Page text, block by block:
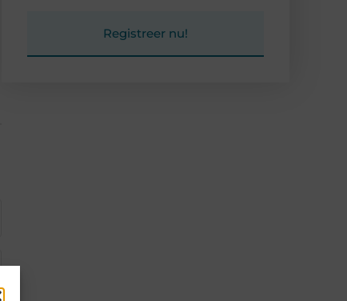
Registreer nu!